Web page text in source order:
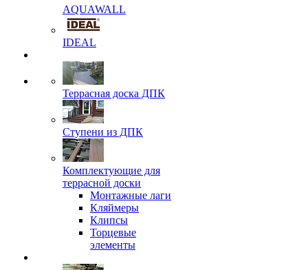
AQUAWALL
IDEAL
Террасная доска ДПК
Ступени из ДПК
Комплектующие для
террасной доски
Монтажные лаги
Кляймеры
Клипсы
Торцевые
элементы